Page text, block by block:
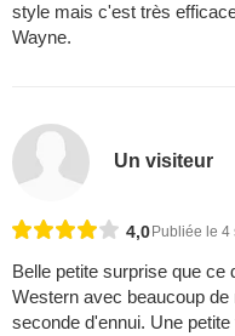
style mais c'est très
Wayne.
Un visiteur
4,0 Publiée le 4
Belle petite surprise que
Western avec beaucoup
seconde d'ennui. Une